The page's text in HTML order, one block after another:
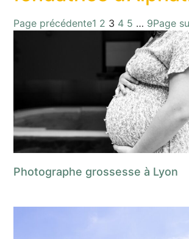
Page précédente1 2 3 4 5 … 9Page
Photographe grossesse à Lyon